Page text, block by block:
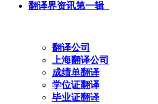
翻译界资讯第一辑
翻译公司
上海翻译公司
成绩单翻译
学位证翻译
毕业证翻译